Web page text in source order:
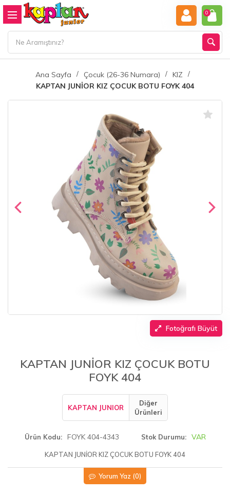
0
Ana Sayfa Çocuk (26-36 Numara)
KIZ
KAPTAN JUNİOR KIZ ÇOCUK BOTU FOYK 404
Fotoğrafı Büyüt
KAPTAN JUNİOR KIZ ÇOCUK BOTU
FOYK 404
KAPTAN JUNIOR
Diğer
Ürünleri
Ürün Kodu FOYK 404-4343 Stok Durumu VAR
KAPTAN JUNİOR KIZ ÇOCUK BOTU FOYK 404
Yorum Yaz (0)